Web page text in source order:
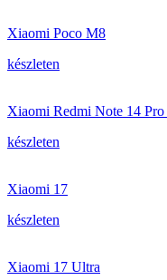
Xiaomi Poco M8
készleten
Xiaomi Redmi Note 14 Pro
készleten
Xiaomi 17
készleten
Xiaomi 17 Ultra